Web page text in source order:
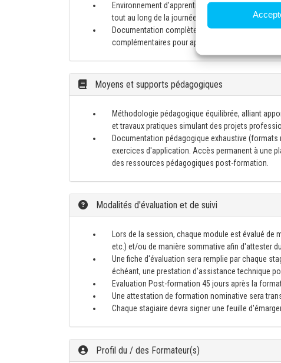
Environnement d'apprentissage confortable avec
tout au long de la journée.
Documentation complète fournie à chaque
complémentaires pour approfondir les
Moyens et supports pédagogiques
Méthodologie pédagogique équilibrée, alliant
et travaux pratiques simulant des projets
Documentation pédagogique exhaustive
exercices d'application. Accès permanent à une
des ressources pédagogiques post-formation.
Modalités d'évaluation et de suivi
Lors de la session, chaque module est évalué
etc.) et/ou de manière sommative afin d'attester
Une fiche d'évaluation sera remplie par chaque
échéant, une prestation d'assistance technique
Evaluation Post-formation 45 jours après la
Une attestation de formation nominative sera
Chaque stagiaire devra signer une feuille
Profil du / des Formateur(s)